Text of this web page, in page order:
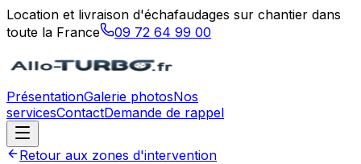
Location et livraison d'échafaudages sur chantier dans
toute la France
09 72 64 99 00
PrésentationGalerie photosNos
servicesContactDemande de rappel
Retour aux zones d'intervention